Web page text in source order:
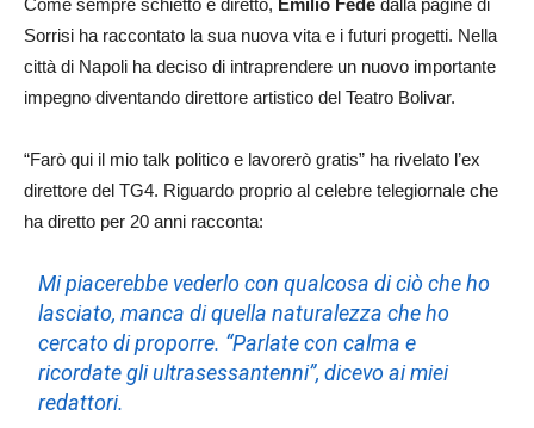
Sorrisi ha raccontato la sua nuova vita e i futuri progetti. Nella
città di Napoli ha deciso di intraprendere un nuovo importante
impegno diventando direttore artistico del Teatro Bolivar.
“Farò qui il mio talk politico e lavorerò gratis” ha rivelato l’ex
direttore del TG4. Riguardo proprio al celebre telegiornale che
ha diretto per 20 anni racconta:
Mi piacerebbe vederlo con qualcosa di ciò che ho
lasciato, manca di quella naturalezza che ho
cercato di proporre. “Parlate con calma e
ricordate gli ultrasessantenni”, dicevo ai miei
redattori.